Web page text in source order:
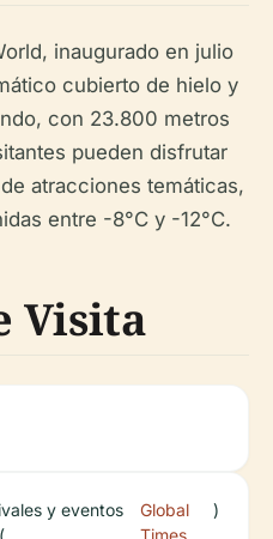
inaugurado en julio
cubierto de hielo y
con 23.800 metros
pueden disfrutar
atracciones temáticas,
entre -8°C y -12°C.
Visita
y eventos
Global
Times
)